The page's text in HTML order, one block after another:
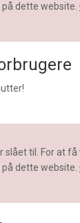
dette website.
til. For at få
dette website.